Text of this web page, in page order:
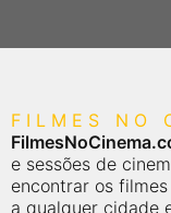
FILMES NO
e sessões de
encontrar os
a qualquer cidade